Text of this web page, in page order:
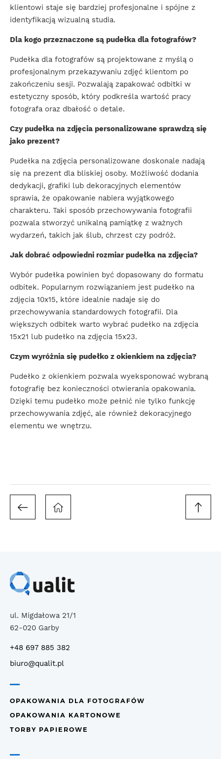
klientowi staje się bardziej profesjonalne i spójne z
identyfikacją wizualną studia.
Dla kogo przeznaczone są pudełka dla fotografów?
Pudełka dla fotografów są projektowane z myślą o
profesjonalnym przekazywaniu zdjęć klientom po
zakończeniu sesji. Pozwalają zapakować odbitki w
estetyczny sposób, który podkreśla wartość pracy
fotografa oraz dbałość o detale.
Czy pudełka na zdjęcia personalizowane sprawdzą się
jako prezent?
Pudełka na zdjęcia personalizowane doskonale nadają
się na prezent dla bliskiej osoby. Możliwość dodania
dedykacji, grafiki lub dekoracyjnych elementów
sprawia, że opakowanie nabiera wyjątkowego
charakteru. Taki sposób przechowywania fotografii
pozwala stworzyć unikalną pamiątkę z ważnych
wydarzeń, takich jak ślub, chrzest czy podróż.
Jak dobrać odpowiedni rozmiar pudełka na zdjęcia?
Wybór pudełka powinien być dopasowany do formatu
odbitek. Popularnym rozwiązaniem jest pudełko na
zdjęcia 10x15, które idealnie nadaje się do
przechowywania standardowych fotografii. Dla
większych odbitek warto wybrać pudełko na zdjęcia
15x21 lub pudełko na zdjęcia 15x23.
Czym wyróżnia się pudełko z okienkiem na zdjęcia?
Pudełko z okienkiem pozwala wyeksponować wybraną
fotografię bez konieczności otwierania opakowania.
Dzięki temu pudełko może pełnić nie tylko funkcję
przechowywania zdjęć, ale również dekoracyjnego
elementu we wnętrzu.
ul. Migdałowa 21/1
62-020 Garby
+48 697 885 382
biuro@qualit.pl
OPAKOWANIA DLA FOTOGRAFÓW
OPAKOWANIA KARTONOWE
TORBY PAPIEROWE